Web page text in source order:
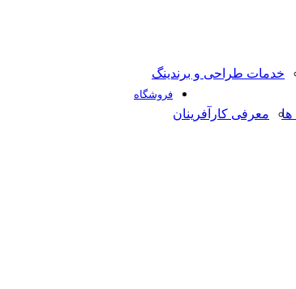
خدمات طراحی و برندینگ
ها معرفی کارآفرینان
فروشگاه